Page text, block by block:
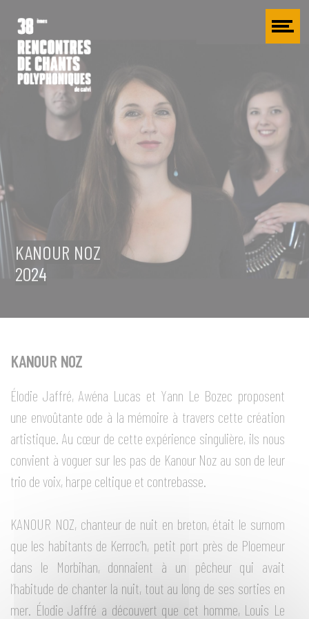
KANOUR NOZ
2024
KANOUR NOZ
Élodie Jaffré, Awéna Lucas et Yann Le Bozec proposent
une envoûtante ode à la mémoire à travers cette création
artistique. Au cœur de cette expérience singulière, ils nous
convient à voguer sur les pas de Kanour Noz au son de leur
trio de voix, harpe celtique et contrebasse.
KANOUR NOZ, chanteur de nuit en breton, était le surnom
que les habitants de Kerroc’h, petit port près de Ploemeur
dans le Morbihan, donnaient à un pêcheur qui avait
l’habitude de chanter la nuit, tout au long de ses sorties en
mer. Élodie Jaffré a découvert que cet homme, Louis Le